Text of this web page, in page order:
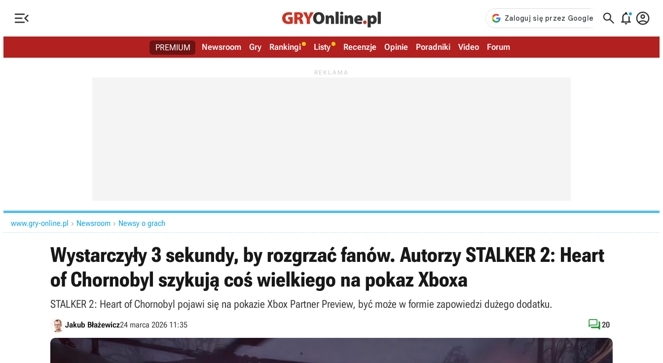
   
PREMIUM Newsroom Gry Rankingi Listy Recenzje Opinie Poradniki Video Forum
www.gry-online.pl  Newsroom  Newsy o grach
Wystarczyły 3 sekundy, by rozgrzać fanów. Autorzy STALKER 2: Heart
of Chornobyl szykują coś wielkiego na pokaz Xboxa
STALKER 2: Heart of Chornobyl pojawi się na pokazie Xbox Partner Preview, być może w formie zapowiedzi dużego dodatku.
Jakub Błażewicz24 marca 2026 11:35 20